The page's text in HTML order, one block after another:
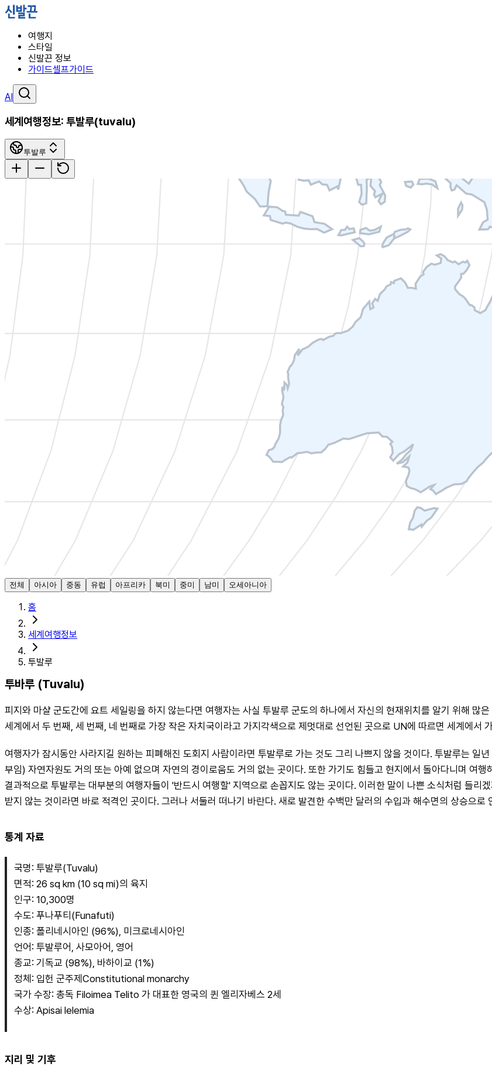
여행지
스타일
신발끈 정보
가이드셀프가이드
AI
세계여행정보: 투발루(tuvalu)
투발루
전체 아시아 중동 유럽 아프리카 북미 중미 남미 오세아니아
홈
세계여행정보
투발루
투바루 (Tuvalu)
피지와 마샬 군도간에 요트 세일링을 하지 않는다면 여행자는 사실 투발루 군도의 하나에서 자신의 현재위치를 알기 위해
세계에서 두 번째, 세 번째, 네 번째로 가장 작은 자치국이라고 가지각색으로 제멋대로 선언된 곳으로 UN에 따르면 세계에서
여행자가 잠시동안 사라지길 원하는 피폐해진 도회지 사람이라면 투발루로 가는 것도 그리 나쁘지 않을 것이다. 투발루는 일
부임) 자연자원도 거의 또는 아예 없으며 자연의 경이로움도 거의 없는 곳이다. 또한 가기도 힘들고 현지에서 돌아다니며 여행
결과적으로 투발루는 대부분의 여행자들이 '반드시 여행할' 지역으로 손꼽지도 않는 곳이다. 이러한 말이 나쁜 소식처럼 들리
받지 않는 것이라면 바로 적격인 곳이다. 그러나 서둘러 떠나기 바란다. 새로 발견한 수백만 달러의 수입과 해수면의 상승으
통계 자료
국명: 투발루(Tuvalu)
면적: 26 sq km (10 sq mi)의 육지
인구: 10,300명
수도: 푸나푸티(Funafuti)
인종: 폴리네시아인 (96%), 미크로네시아인
언어: 투발루어, 사모아어, 영어
종교: 기독교 (98%), 바하이교 (1%)
정체: 입헌 군주제Constitutional monarchy
국가 수장: 총독 Filoimea Telito 가 대표한 영국의 퀸 엘리자베스 2세
수상: Apisai lelemia
지리 및 기후